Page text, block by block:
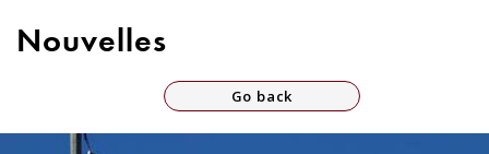
Nouvelles
Go back